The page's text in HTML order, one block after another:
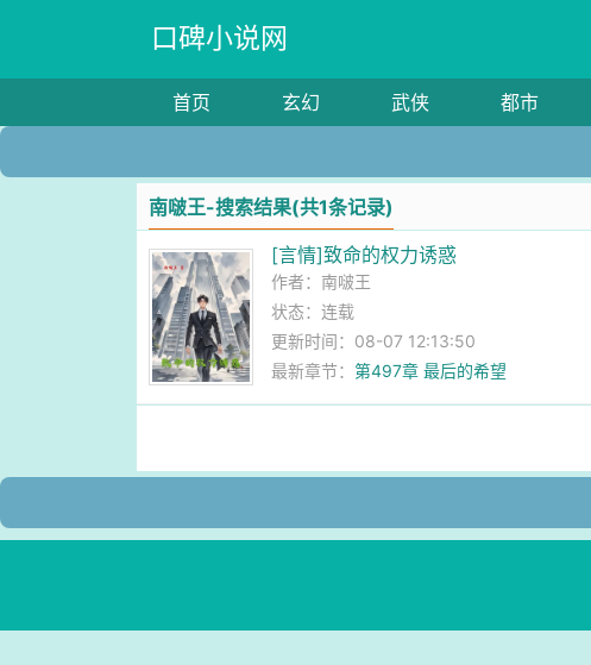
口碑小说网
首页 玄幻 武侠 都市
南啵王-搜索结果(共1条记录)
[言情]致命的权力诱惑
作者： 南啵王
状态：连载
更新时间：08-07 12:13:50
最新章节：第497章 最后的希望